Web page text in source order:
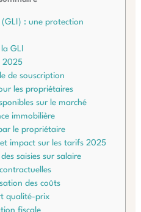
(GLI) : une protection
GLI
2025
de souscription
les propriétaires
sur le marché
immobilière
le propriétaire
impact sur les tarifs 2025
saisies sur salaire
des coûts
qualité-prix
fiscale